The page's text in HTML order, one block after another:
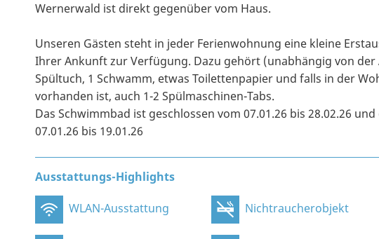
Wernerwald ist direkt gegenüber vom Haus.
Unseren Gästen steht in jeder Ferienwohnung eine kleine
Ihrer Ankunft zur Verfügung. Dazu gehört (unabhängig von
Spültuch, 1 Schwamm, etwas Toilettenpapier und falls in der
vorhanden ist, auch 1-2 Spülmaschinen-Tabs.
Das Schwimmbad ist geschlossen vom 07.01.26 bis 28.02.26
07.01.26 bis 19.01.26
Ausstattungs-Highlights
WLAN-Ausstattung Nichtraucherobjekt